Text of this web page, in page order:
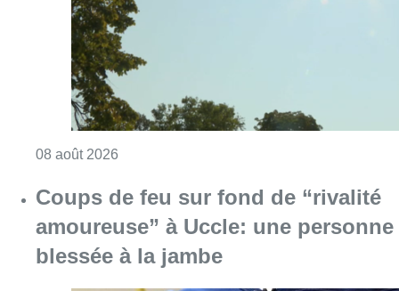
blessée à la jambe